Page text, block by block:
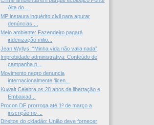
Alta do ...
MP instaura inquérito civil para apurar
denúncias ...
Meio ambiente: Fazendeiro pagará
indenização milio...
Jean Wyllys: “Minha vida não valia nada”
Improbidade administrativa: Conteúdo de
campanha p...
Movimento negro denuncia
internacionalmente ‘licen...
Kuwait Celebra os 28 anos de libertação e
Embaixad...
Procon DF prorroga até 1º de março a
inscrição no ...
Direitos do cidadão: União deve fornecer